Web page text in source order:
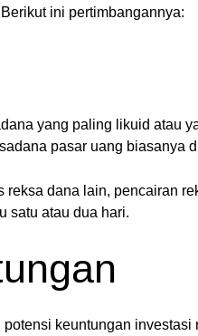
ini pertimbangannya:
yang paling likuid atau
pasar uang biasanya
dana lain, pencairan
satu atau dua hari.
potensi keuntungan